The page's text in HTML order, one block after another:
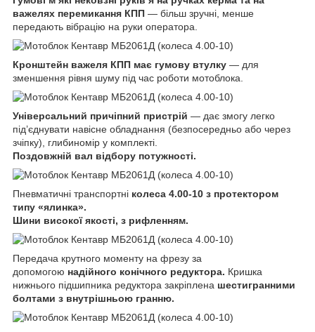
важелях перемикання КПП — більш зручні, менше
передають вібрацію на руки оператора.
Кронштейн важеля КПП має гумову втулку — для
зменшення рівня шуму під час роботи мотоблока.
Універсальний причіпний пристрій — дає змогу легко
під’єднувати навісне обладнання (безпосередньо або через
зчіпку), глибиномір у комплекті.
Поздовжній вал відбору потужності.
Пневматичні транспортні колеса 4.00-10 з протектором
типу «ялинка».
Шини високої якості, з рифленням.
Передача крутного моменту на фрезу за
допомогою надійного конічного редуктора. Кришка
нижнього підшипника редуктора закріплена шестигранними
болтами з внутрішньою гранню.